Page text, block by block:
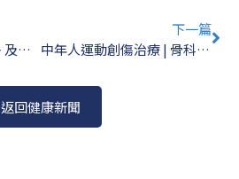
港男對前列腺癌謬誤多 及早釐清 有助早診早治 | 泌尿外科 陳樹賢醫生
下一篇
中年人運動創傷治療 | 骨科專科 羅永年醫生
返回健康新聞